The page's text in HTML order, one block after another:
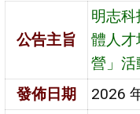
公告主旨
明志
體人才
營」活
發佈日期
2026